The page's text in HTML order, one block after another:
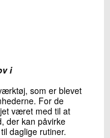
i
som er blevet
For de
været med til at
der kan påvirke
daglige rutiner.